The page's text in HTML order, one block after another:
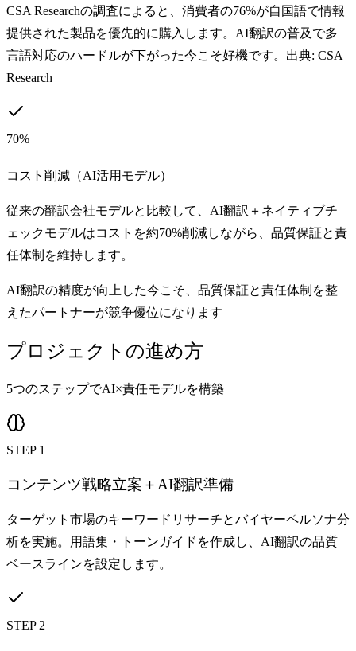
CSA Researchの調査によると、消費者の76%が自国語で情報
提供された製品を優先的に購入します。AI翻訳の普及で多
言語対応のハードルが下がった今こそ好機です。出典: CSA
Research
70%
コスト削減（AI活用モデル）
従来の翻訳会社モデルと比較して、AI翻訳＋ネイティブチ
ェックモデルはコストを約70%削減しながら、品質保証と責
任体制を維持します。
AI翻訳の精度が向上した今こそ、品質保証と責任体制を整
えたパートナーが競争優位になります
プロジェクトの進め方
5つのステップでAI×責任モデルを構築
STEP 1
コンテンツ戦略立案＋AI翻訳準備
ターゲット市場のキーワードリサーチとバイヤーペルソナ分
析を実施。用語集・トーンガイドを作成し、AI翻訳の品質
ベースラインを設定します。
STEP 2